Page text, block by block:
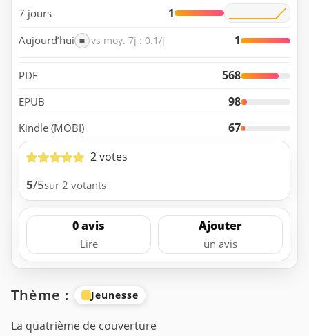
7 jours 1
Aujourd’hui = vs moy. 7j : 0.1/j 1
PDF 568
EPUB 98
Kindle (MOBI)
67
2 votes
5/5sur 2 votants
0 avis
Lire
Ajouter
un avis
Thème : Jeunesse
La quatrième de couverture